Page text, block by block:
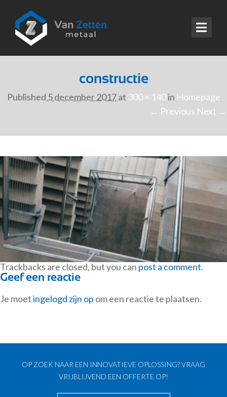
constructie
Published 5 december 2017at 300 × 140in Homepage
← Previous Next →
Trackbacks are closed, but you can post a comment.
Geef een reactie
Je moetingelogd zijn op om een reactie te plaatsen.
OP ZOEK NAAR EEN INNOVATIEVE OPLOSSING? VRAAG
VRIJBLIJVEND EEN OFFERTE OP!